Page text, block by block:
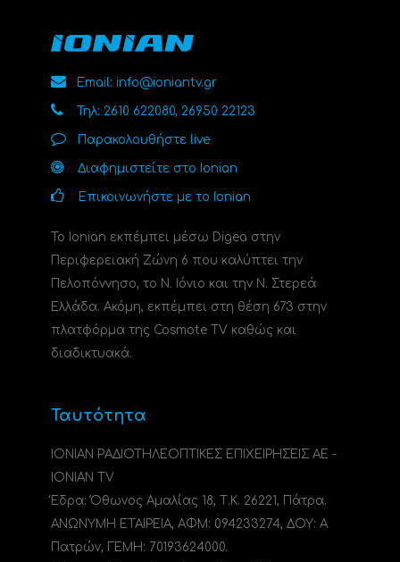
Email: info@ioniantv.gr
Τηλ: 2610 622080, 26950 22123
Παρακολουθήστε live
Διαφημιστείτε στο Ionian
Επικοινωνήστε με το Ionian
Το Ionian εκπέμπει μέσω Digea στην
Περιφερειακή Ζώνη 6 που καλύπτει την
Πελοπόννησο, το N. Ιόνιο και την Ν. Στερεά
Ελλάδα. Ακόμη, εκπέμπει στη θέση 673 στην
πλατφόρμα της Cosmote TV καθώς και
διαδικτυακά.
Ταυτότητα
ΙΟΝΙΑΝ ΡΑΔΙΟΤΗΛΕΟΠΤΙΚΕΣ ΕΠΙΧΕΙΡΗΣΕΙΣ ΑΕ -
IONIAN TV
Έδρα: Όθωνος Αμαλίας 18, Τ.Κ. 26221, Πάτρα.
ΑΝΩΝΥΜΗ ΕΤΑΙΡΕΙΑ, ΑΦΜ: 094233274, ΔΟΥ: A
Πατρών, ΓΕΜΗ: 70193624000.